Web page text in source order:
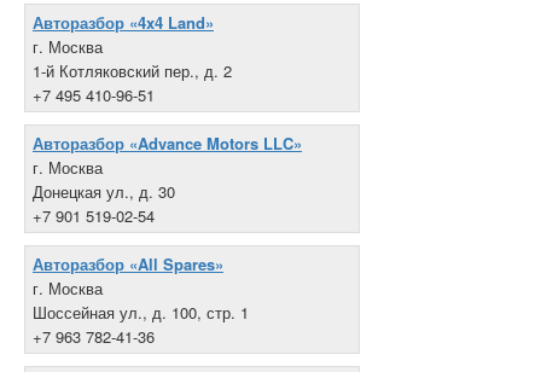
Авторазбор «4x4 Land»
г. Москва
1-й Котляковский пер., д. 2
+7 495 410-96-51
Авторазбор «Advance Motors LLC»
г. Москва
Донецкая ул., д. 30
+7 901 519-02-54
Авторазбор «All Spares»
г. Москва
Шоссейная ул., д. 100, стр. 1
+7 963 782-41-36